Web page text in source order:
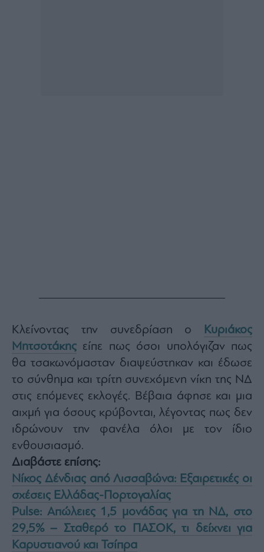
Κλείνοντας την συνεδρίαση ο
Κυριάκος
Μητσοτάκης είπε πως όσοι υπολόγιζαν πως
θα τσακωνόμασταν διαψεύστηκαν και έδωσε
το σύνθημα και τρίτη συνεχόμενη νίκη της ΝΔ
στις επόμενες εκλογές. Βέβαια άφησε και μια
αιχμή για όσους κρύβονται, λέγοντας πως δεν
ιδρώνουν την φανέλα όλοι με τον ίδιο
ενθουσιασμό.
Διαβάστε επίσης:
Νίκος Δένδιας από Λισσαβώνα: Εξαιρετικές οι
σχέσεις Ελλάδας-Πορτογαλίας
Pulse: Απώλειες 1,5 μονάδας για τη ΝΔ, στο
29,5% – Σταθερό το ΠΑΣΟΚ, τι δείχνει για
Καρυστιανού και Τσίπρα